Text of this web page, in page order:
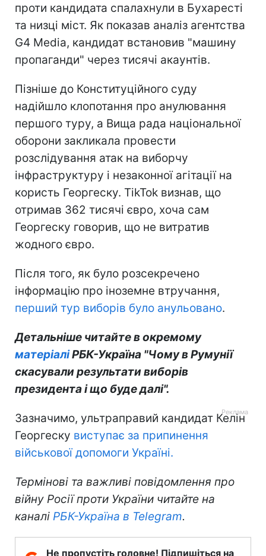
проти кандидата спалахнули в Бухаресті
та низці міст. Як показав аналіз агентства
G4 Media, кандидат встановив "машину
пропаганди" через тисячі акаунтів.
Пізніше до Конституційного суду
надійшло клопотання про анулювання
першого туру, а Вища рада національної
оборони закликала провести
розслідування атак на виборчу
інфраструктуру і незаконної агітації на
користь Георгеску. TikTok визнав, що
отримав 362 тисячі євро, хоча сам
Георгеску говорив, що не витратив
жодного євро.
Після того, як було розсекречено
інформацію про іноземне втручання,
перший тур виборів було анульовано.
Детальніше читайте в окремому
матеріаліРБК-Україна "Чому в Румунії
скасували результати виборів
президента і що буде далі".
Зазначимо, ультраправий кандидат Келін
Георгеску виступає за припинення
військової допомоги Україні.
Термінові та важливі повідомлення про
війну Росії проти України читайте на
каналі РБК-Україна в Telegram.
Не пропустіть головне! Підпишіться на